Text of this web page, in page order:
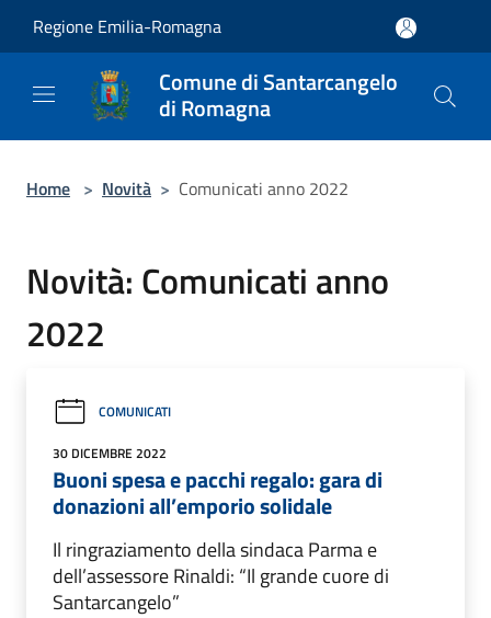
Regione Emilia-Romagna
Comune di Santarcangelo
di Romagna
Home > Novità > Comunicati anno 2022
Novità: Comunicati anno
2022
COMUNICATI
30 DICEMBRE 2022
Buoni spesa e pacchi regalo: gara di
donazioni all’emporio solidale
Il ringraziamento della sindaca Parma e
dell’assessore Rinaldi: “Il grande cuore di
Santarcangelo”